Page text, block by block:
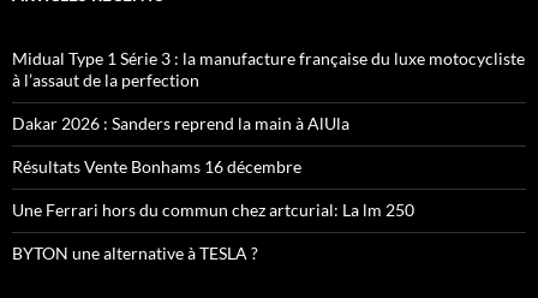
Midual Type 1 Série 3 : la manufacture française du luxe motocycliste
à l’assaut de la perfection
Dakar 2026 : Sanders reprend la main à AlUla
Résultats Vente Bonhams 16 décembre
Une Ferrari hors du commun chez artcurial: La lm 250
BYTON une alternative à TESLA ?